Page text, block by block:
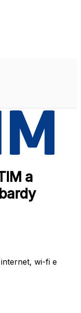
a
wi-fi e